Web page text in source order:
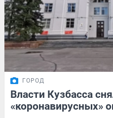
ГОРОД
Власти Кузбасса
«коронавирусных»